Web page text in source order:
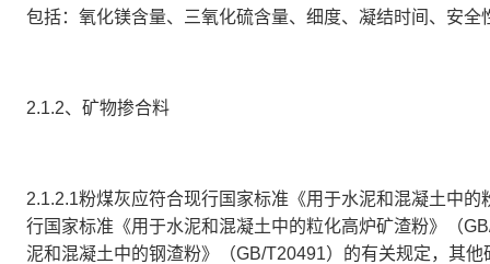
包括：氧化镁含量、三氧化硫含量、细度、凝结时间、安全
2.1.2、矿物掺合料
2.1.2.1粉煤灰应符合现行国家标准《用于水泥和混凝土中的
行国家标准《用于水泥和混凝土中的粒化高炉矿渣粉》（
泥和混凝土中的钢渣粉》（GB/T20491）的有关规定，其